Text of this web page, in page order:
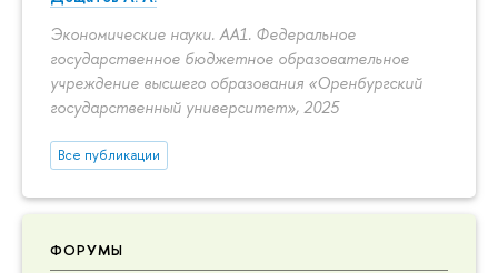
Экономические науки. АА1. Федеральное
государственное бюджетное образовательное
учреждение высшего образования «Оренбургский
государственный университет», 2025
Все публикации
ФОРУМЫ